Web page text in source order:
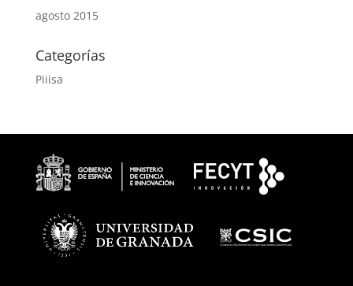
agosto 2015
Categorías
Piiisa